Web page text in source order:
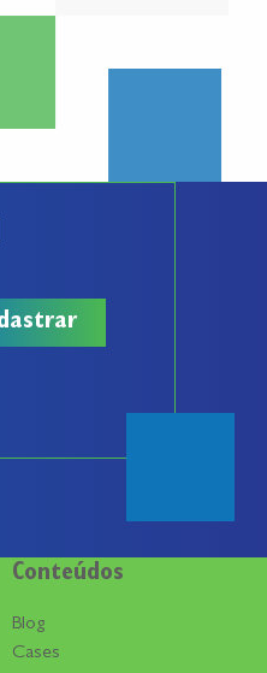
Conteúdos
Blog
Cases